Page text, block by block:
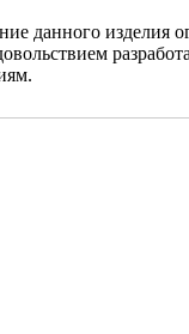
данного изделия